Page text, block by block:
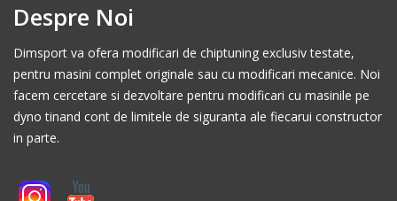
Despre Noi
Dimsport va ofera modificari de chiptuning exclusiv testate,
pentru masini complet originale sau cu modificari mecanice. Noi
facem cercetare si dezvoltare pentru modificari cu masinile pe
dyno tinand cont de limitele de siguranta ale fiecarui constructor
in parte.